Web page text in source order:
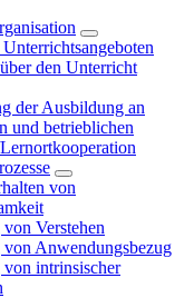
den Unterricht
der Ausbildung an
und betrieblichen
von
Verstehen
von Anwendungsbezug
von intrinsischer